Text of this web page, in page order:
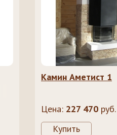
Камин Аметист 1
Цена: 227 470 руб.
Купить